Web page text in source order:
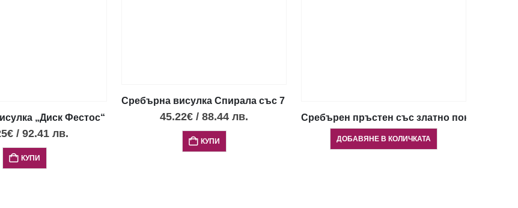
XS
„Диск Фестос“ с 4 опала, L
€ / 92.41 лв.
КУПИ
Сребърна висулка Спирала със 7 опала, голям размер
45.22€ / 88.44 лв.
КУПИ
Сребърен пръстен със златно покритие и
ДОБАВЯНЕ В КОЛИЧКАТА